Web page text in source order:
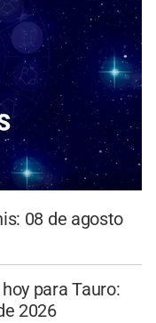
08 de agosto
para Tauro:
2026